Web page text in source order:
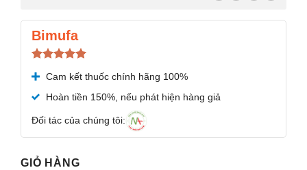
Bimufa
Được xếp
hạng5.00
5 sao
Cam kết thuốc chính hãng 100%
Hoàn tiền 150%, nếu phát hiện hàng giả
Đối tác của chúng tôi:
GIỎ HÀNG